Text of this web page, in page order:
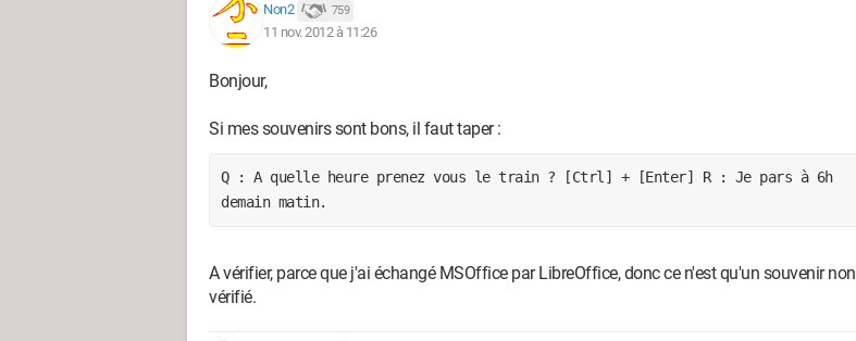
Non2 759
11 nov. 2012 à 11:26
Bonjour,
Si mes souvenirs sont bons, il faut taper :
Q : A quelle heure prenez vous le train ? [Ctrl] + [Enter] R : Je pars à 6h
demain matin.
A vérifier, parce que j'ai échangé MSOffice par LibreOffice, donc ce n'est qu'un souvenir non
vérifié.